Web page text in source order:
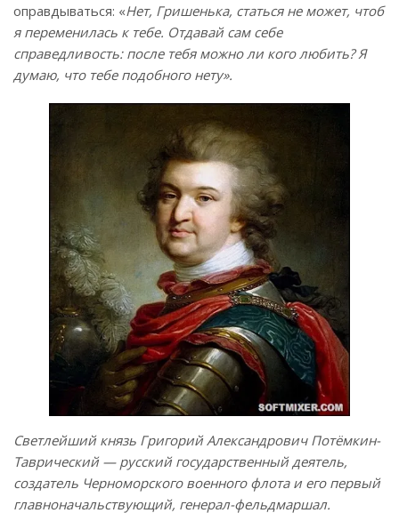
оправдываться: «Нет, Гришенька, статься не может, чтоб
я переменилась к тебе. Отдавай сам себе
справедливость: после тебя можно ли кого любить? Я
думаю, что тебе подобного нету».
Светлейший князь Григорий Александрович Потёмкин-
Таврический — русский государственный деятель,
создатель Черноморского военного флота и его первый
главноначальствующий, генерал-фельдмаршал.